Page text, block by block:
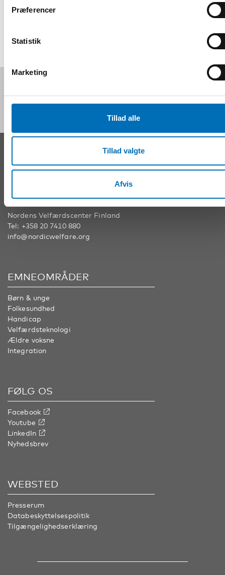
Præferencer
Statistik
Marketing
Tillad alle
Tillad valgte
Afvis
welfare system: Insights from Danish academic literature
info@nordicwelfare.org
Nordens Velfærdscenter Finland
Tel: +358 20 7410 880
info@nordicwelfare.org
EMNEOMRÅDER
Børn & unge
Folkesundhed
Handicap
Velfærdsteknologi
Ældre voksne
Integration
FØLG OS
Facebook
Youtube
LinkedIn
Nyhedsbrev
WEBSTED
Presserum
Databeskyttelsespolitik
Tilgængelighedserklæring